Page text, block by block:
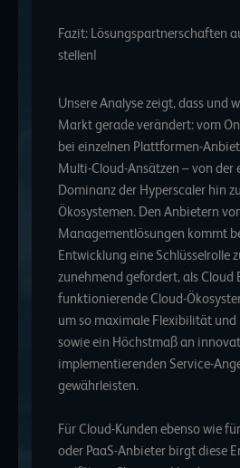
Fazit: Lösungspartnerschaften
stellen!
Unsere Analyse zeigt, dass und
Markt gerade verändert: vom
bei einzelnen Plattformen-
Multi-Cloud-Ansätzen – von der
Dominanz der Hyperscaler hin
Ökosystemen. Den Anbietern
Managementlösungen kommt
Entwicklung eine Schlüsselrolle
zunehmend gefordert, als Cloud
funktionierende Cloud-
um so maximale Flexibilität und
sowie ein Höchstmaß an
implementierenden Service-
gewährleisten.
Für Cloud-Kunden ebenso wie
oder PaaS-Anbieter birgt diese